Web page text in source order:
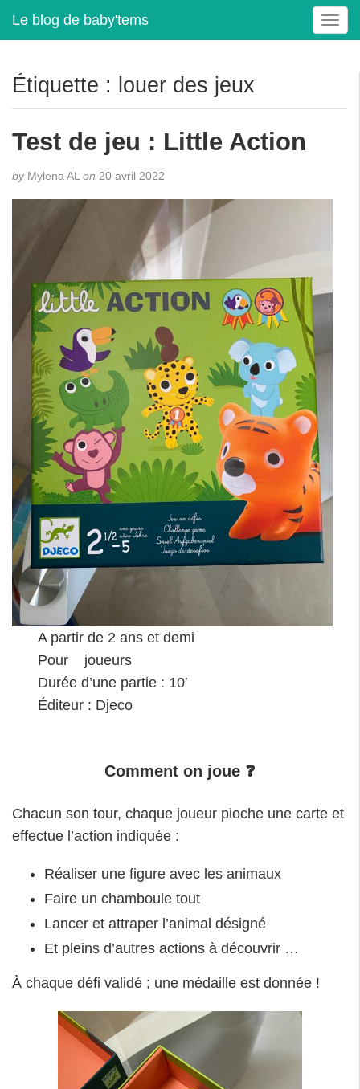
Le blog de baby'tems
T
o
e
g
Étiquette : louer des jeux
Test de jeu : Little Action
byMylena AL on 20 avril 2022
A partir de 2 ans et demi
Pour joueurs
Durée d’une partie : 10′
Éditeur : Djeco
Comment on joue ❓
Chacun son tour, chaque joueur pioche une carte et
effectue l’action indiquée :
Réaliser une figure avec les animaux
Faire un chamboule tout
Lancer et attraper l’animal désigné
Et pleins d’autres actions à découvrir …
À chaque défi validé ; une médaille est donnée !